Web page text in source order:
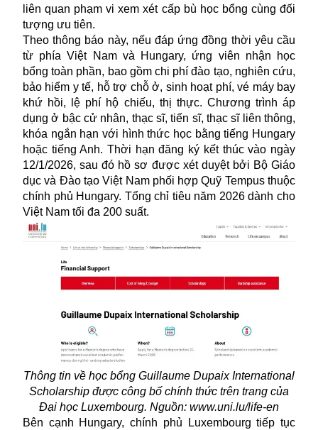
liên quan phạm vi xem xét cấp bù học bổng cùng đối
tượng ưu tiên.
Theo thông báo này, nếu đáp ứng đồng thời yêu cầu
từ phía Việt Nam và Hungary, ứng viên nhận học
bổng toàn phần, bao gồm chi phí đào tạo, nghiên cứu,
bảo hiểm y tế, hỗ trợ chỗ ở, sinh hoạt phí, vé máy bay
khứ hồi, lệ phí hộ chiếu, thị thực. Chương trình áp
dụng ở bậc cử nhân, thạc sĩ, tiến sĩ, thạc sĩ liên thông,
khóa ngắn hạn với hình thức học bằng tiếng Hungary
hoặc tiếng Anh. Thời hạn đăng ký kết thúc vào ngày
12/1/2026, sau đó hồ sơ được xét duyệt bởi Bộ Giáo
dục và Đào tạo Việt Nam phối hợp Quỹ Tempus thuộc
chính phủ Hungary. Tổng chỉ tiêu năm 2026 dành cho
Việt Nam tối đa 200 suất.
Thông tin về học bổng Guillaume Dupaix International
Scholarship được công bố chính thức trên trang của
Đại học Luxembourg. Nguồn: www.uni.lu/life-en
Bên cạnh Hungary, chính phủ Luxembourg tiếp tục